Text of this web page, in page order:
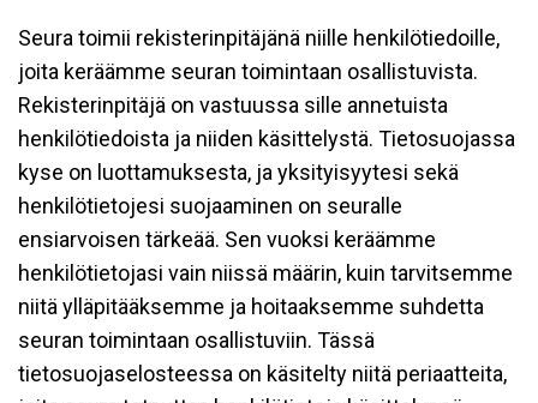
Seura toimii rekisterinpitäjänä niille henkilötiedoille,
joita keräämme seuran toimintaan osallistuvista.
Rekisterinpitäjä on vastuussa sille annetuista
henkilötiedoista ja niiden käsittelystä. Tietosuojassa
kyse on luottamuksesta, ja yksityisyytesi sekä
henkilötietojesi suojaaminen on seuralle
ensiarvoisen tärkeää. Sen vuoksi keräämme
henkilötietojasi vain niissä määrin, kuin tarvitsemme
niitä ylläpitääksemme ja hoitaaksemme suhdetta
seuran toimintaan osallistuviin. Tässä
tietosuojaselosteessa on käsitelty niitä periaatteita,